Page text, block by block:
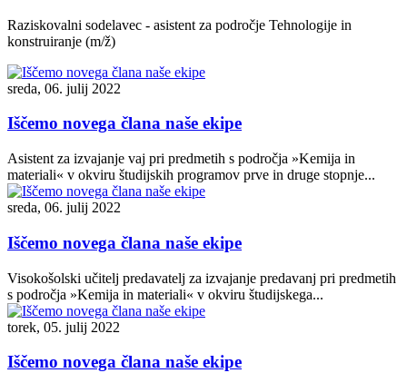
Raziskovalni sodelavec - asistent za področje Tehnologije in
konstruiranje (m/ž)
sreda, 06. julij 2022
Iščemo novega člana naše ekipe
Asistent za izvajanje vaj pri predmetih s področja »Kemija in
materiali« v okviru študijskih programov prve in druge stopnje...
sreda, 06. julij 2022
Iščemo novega člana naše ekipe
Visokošolski učitelj predavatelj za izvajanje predavanj pri predmetih
s področja »Kemija in materiali« v okviru študijskega...
torek, 05. julij 2022
Iščemo novega člana naše ekipe